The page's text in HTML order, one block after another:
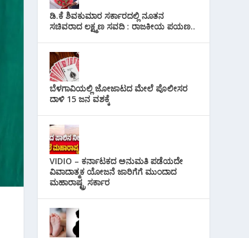
ಡಿ.ಕೆ ಶಿವಕುಮಾರ ಸರ್ಕಾರದಲ್ಲಿ ನೂತನ
ಸಚಿವರಾದ ಲಕ್ಷ್ಮಣ ಸವದಿ : ರಾಜಕೀಯ ಪಯಣ..
ಬೆಳಗಾವಿಯಲ್ಲಿ ಜೋಜಾಟದ ಮೇಲೆ ಪೊಲೀಸರ
ದಾಳಿ 15 ಜನ ವಶಕ್ಕೆ
VIDIO – ಕರ್ನಾಟಕದ ಅನುಮತಿ ಪಡೆಯದೇ
ವಿವಾದಾತ್ಮಕ ಯೋಜನೆ ಜಾರಿಗೆಗೆ ಮುಂದಾದ
ಮಹಾರಾಷ್ಟ್ರ ಸರ್ಕಾರ